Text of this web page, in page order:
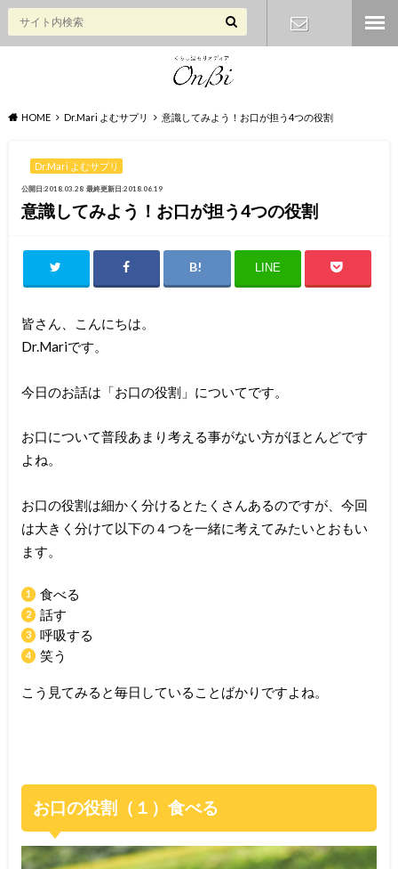
HOME Dr.Mari よむサプリ 意識してみよう！お口が担う4つの役割
Dr.Mari よむサプリ
公開日:2018.03.28 最終更新日:2018.06.19
意識してみよう！お口が担う4つの役割
LINE
皆さん、こんにちは。
Dr.Mariです。
今日のお話は「お口の役割」についてです。
お口について普段あまり考える事がない方がほとんどです
よね。
お口の役割は細かく分けるとたくさんあるのですが、今回
は大きく分けて以下の４つを一緒に考えてみたいとおもい
ます。
食べる
話す
呼吸する
笑う
こう見てみると毎日していることばかりですよね。
お口の役割（１）食べる